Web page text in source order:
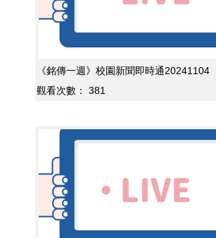
《銘傳一週》校園新聞即時通20241104
觀看次數：
381